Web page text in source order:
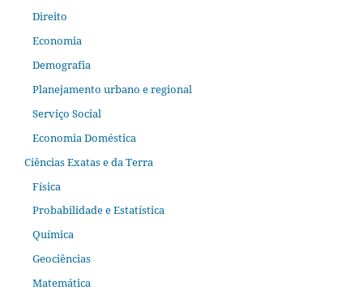
Direito
Economia
Demografia
Planejamento urbano e regional
Serviço Social
Economia Doméstica
Ciências Exatas e da Terra
Física
Probabilidade e Estatística
Química
Geociências
Matemática